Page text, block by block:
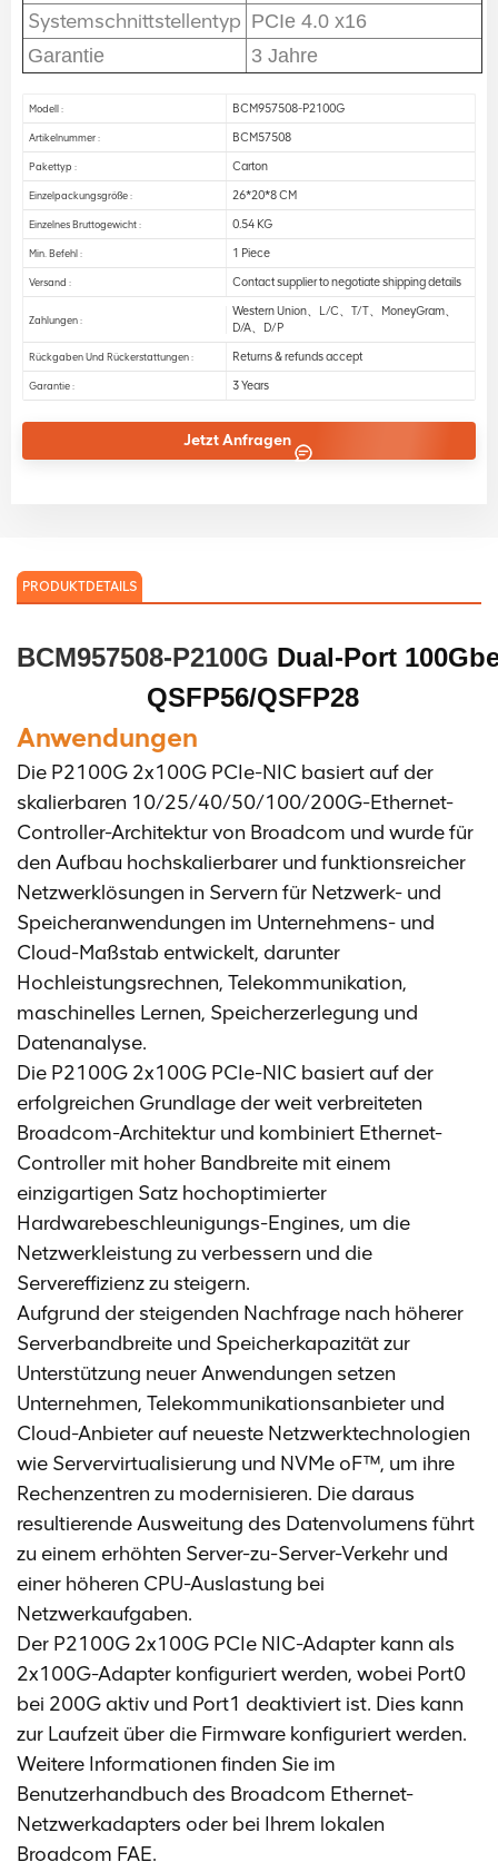
Systemschnittstellentyp PCIe 4.0 x16
Garantie
3 Jahre
Modell : BCM957508-P2100G
Artikelnummer : BCM57508
Pakettyp : Carton
Einzelpackungsgröße : 26*20*8 CM
Einzelnes Bruttogewicht : 0.54 KG
Min. Befehl : 1 Piece
Versand : Contact supplier to negotiate shipping details
Zahlungen :
Western Union、L/C、T/T、MoneyGram、
D/A、D/P
Rückgaben Und Rückerstattungen : Returns & refunds accept
Garantie : 3 Years
Jetzt Anfragen
PRODUKTDETAILS
BCM957508-P2100G Dual-Port
QSFP56/QSFP28
Anwendungen
Die P2100G 2x100G PCIe-NIC basiert auf der
skalierbaren 10/25/40/50/100/200G-Ethernet-
Controller-Architektur von Broadcom und wurde für
den Aufbau hochskalierbarer und funktionsreicher
Netzwerklösungen in Servern für Netzwerk- und
Speicheranwendungen im Unternehmens- und
Cloud-Maßstab entwickelt, darunter
Hochleistungsrechnen, Telekommunikation,
maschinelles Lernen, Speicherzerlegung und
Datenanalyse.
Die P2100G 2x100G PCIe-NIC basiert auf der
erfolgreichen Grundlage der weit verbreiteten
Broadcom-Architektur und kombiniert Ethernet-
Controller mit hoher Bandbreite mit einem
einzigartigen Satz hochoptimierter
Hardwarebeschleunigungs-Engines, um die
Netzwerkleistung zu verbessern und die
Servereffizienz zu steigern.
Aufgrund der steigenden Nachfrage nach höherer
Serverbandbreite und Speicherkapazität zur
Unterstützung neuer Anwendungen setzen
Unternehmen, Telekommunikationsanbieter und
Cloud-Anbieter auf neueste Netzwerktechnologien
wie Servervirtualisierung und NVMe oF™, um ihre
Rechenzentren zu modernisieren. Die daraus
resultierende Ausweitung des Datenvolumens führt
zu einem erhöhten Server-zu-Server-Verkehr und
einer höheren CPU-Auslastung bei
Netzwerkaufgaben.
Der P2100G 2x100G PCIe NIC-Adapter kann als
2x100G-Adapter konfiguriert werden, wobei Port0
bei 200G aktiv und Port1 deaktiviert ist. Dies kann
zur Laufzeit über die Firmware konfiguriert werden.
Weitere Informationen finden Sie im
Benutzerhandbuch des Broadcom Ethernet-
Netzwerkadapters oder bei Ihrem lokalen
Broadcom FAE.